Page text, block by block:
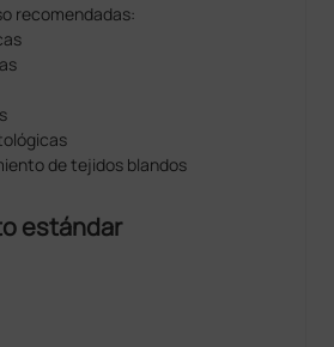
recomendadas:
de tejidos blandos
estándar